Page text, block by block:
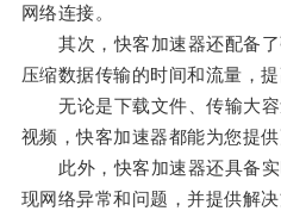
网络连接。
其次，快客加速器还配备了
压缩数据传输的时间和流量，
无论是下载文件、传输大容
视频，快客加速器都能为您提
此外，快客加速器还具备实
现网络异常和问题，并提供解决